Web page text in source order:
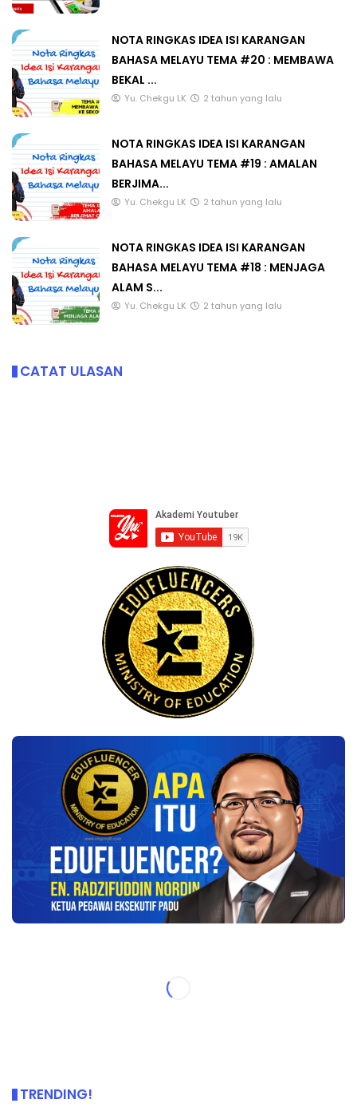
NOTA RINGKAS IDEA ISI KARANGAN
BAHASA MELAYU TEMA #20 : MEMBAWA
BEKAL ...
Yu. Chekgu LK 2 tahun yang lalu
NOTA RINGKAS IDEA ISI KARANGAN
BAHASA MELAYU TEMA #19 : AMALAN
BERJIMA...
Yu. Chekgu LK 2 tahun yang lalu
NOTA RINGKAS IDEA ISI KARANGAN
BAHASA MELAYU TEMA #18 : MENJAGA
ALAM S...
Yu. Chekgu LK 2 tahun yang lalu
CATAT ULASAN
TRENDING!